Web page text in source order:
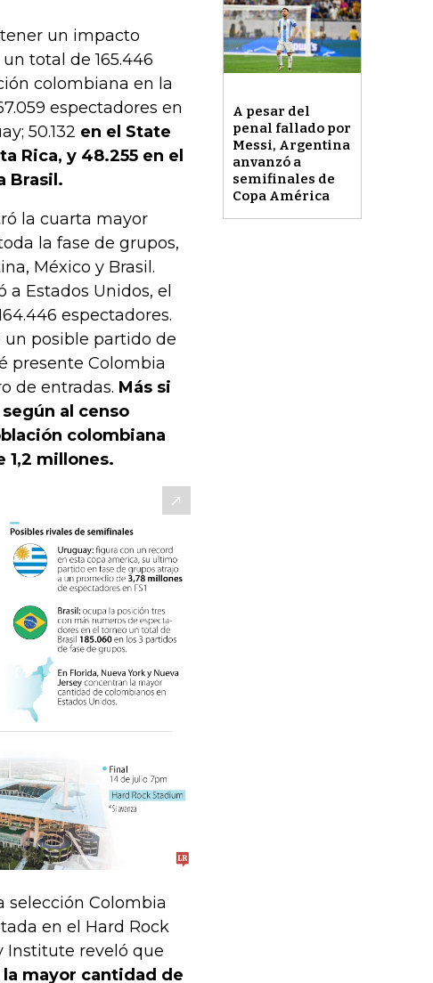
A pesar del
penal fallado por
Messi, Argentina
anvanzó a
semifinales de
Copa América
un impacto
total de 165.446
colombiana en la
espectadores en
50.132 en el State
Rica, y 48.255 en el
Brasil.
la cuarta mayor
la fase de grupos,
México y Brasil.
Estados Unidos, el
espectadores.
un posible partido de
presente Colombia
de entradas. Más si
al censo
colombiana
1,2 millones.
selección Colombia
en el Hard Rock
Institute reveló que
la mayor cantidad de